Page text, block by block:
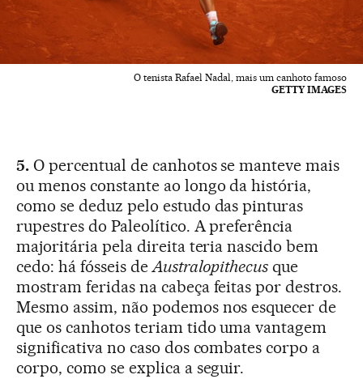
O tenista Rafael Nadal, mais um canhoto famoso
GETTY IMAGES
5. O percentual de canhotos se manteve mais
ou menos constante ao longo da história,
como se deduz pelo estudo das pinturas
rupestres do Paleolítico. A preferência
majoritária pela direita teria nascido bem
cedo: há fósseis deAustralopithecus que
mostram feridas na cabeça feitas por destros.
Mesmo assim, não podemos nos esquecer de
que os canhotos teriam tido uma vantagem
significativa no caso dos combates corpo a
corpo, como se explica a seguir.